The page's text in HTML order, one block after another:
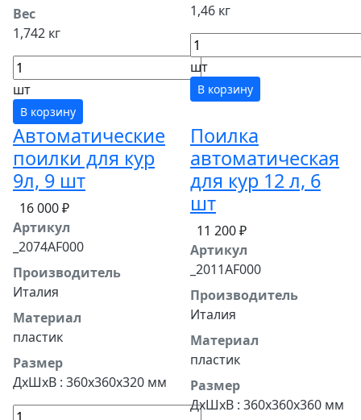
Вес
1,742 кг
шт
В корзину
1,46 кг
шт
В корзину
Автоматические
поилки для кур
9л, 9 шт
16 000 ₽
Артикул
_2074AF000
Производитель
Италия
Материал
пластик
Размер
ДхШхВ : 360х360х320 мм
Поилка
автоматическая
для кур 12 л, 6
шт
11 200 ₽
Артикул
_2011AF000
Производитель
Италия
Материал
пластик
Размер
ДхШхВ : 360х360х360 мм